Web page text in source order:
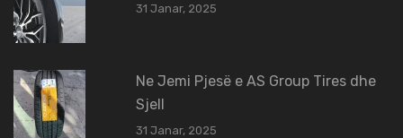
31 Janar, 2025
Ne Jemi Pjesë e AS Group Tires dhe
Sjell
31 Janar, 2025